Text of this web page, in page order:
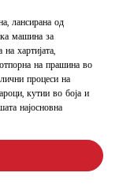
лансирана од
машина за
хартијата,
на прашина во
процеси на
кутии во боја и
најосновна